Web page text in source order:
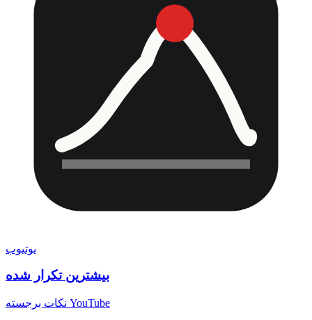
یوتیوب
بیشترین تکرار شده
نکات برجسته YouTube